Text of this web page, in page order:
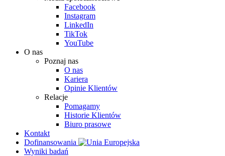
Facebook
Instagram
LinkedIn
TikTok
YouTube
O nas
Poznaj nas
O nas
Kariera
Opinie Klientów
Relacje
Pomagamy
Historie Klientów
Biuro prasowe
Kontakt
Dofinansowania
Wyniki badań